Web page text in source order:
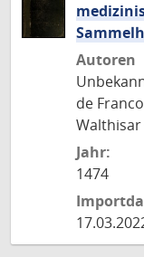
Autoren
de
Jahr:
1474